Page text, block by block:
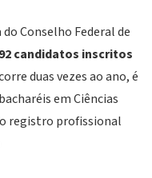
Conselho Federal de
candidatos inscritos
duas vezes ao ano, é
em Ciências
registro profissional